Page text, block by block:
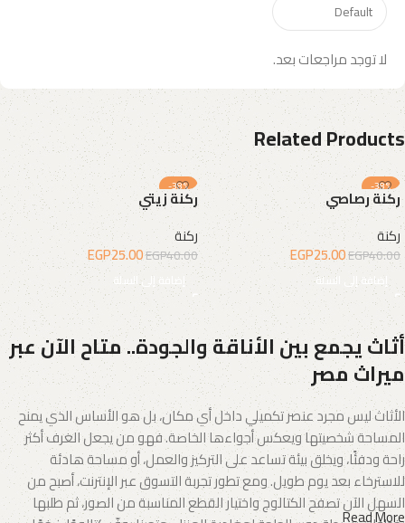
لا توجد مراجعات بعد.
Related Products
-38%
ركنة رصاصي
ركنة
EGP40.00
EGP25.00
إضافة إلى السلة
-38%
ركنة زيتي
ركنة
EGP40.00
EGP25.00
إضافة إلى السلة
أثاث يجمع بين الأناقة والجودة.. متاح الآن عبر
ميراث مصر
الأثاث ليس مجرد عنصر تكميلي داخل أي مكان، بل هو الأساس الذي يمنح
المساحة شخصيتها ويعكس أجواءها الخاصة. فهو من يجعل الغرف أكثر
راحة ودفئًا، ويخلق بيئة تساعد على التركيز والعمل، أو مساحة هادئة
للاسترخاء بعد يوم طويل. ومع تطور تجربة التسوق عبر الإنترنت، أصبح من
السهل الآن تصفح الكتالوج واختيار القطع المناسبة من الصور، ثم طلبها
Read More